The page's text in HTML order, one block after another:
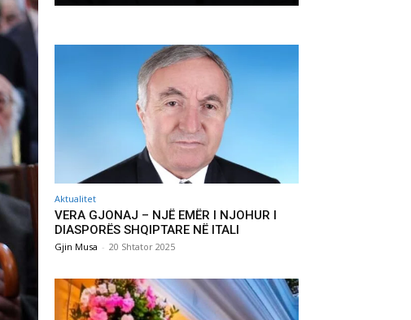
Aktualitet
VERA GJONAJ – NJË EMËR I NJOHUR I
DIASPORËS SHQIPTARE NË ITALI
Gjin Musa - 20 Shtator 2025